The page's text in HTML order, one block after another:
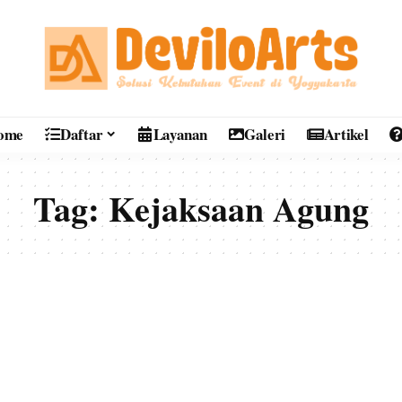
Daftar Layanan Galeri Artikel
Tag:Kejaksaan Agung